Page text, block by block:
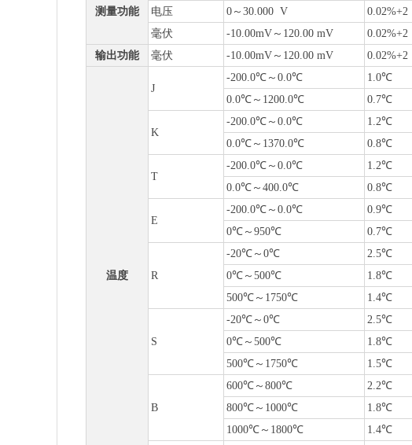
测量功能
电压
0～30.000 V 0.02%+2
毫伏
-10.00mV～120.00 mV 0.02%+2
输出功能
毫伏 -10.00mV～120.00 mV 0.02%+2
温度
J
-200.0℃～0.0℃ 1.0℃
0.0℃～1200.0℃
0.7℃
K
-200.0℃～0.0℃ 1.2℃
0.0℃～1370.0℃
0.8℃
T
-200.0℃～0.0℃ 1.2℃
0.0℃～400.0℃
0.8℃
E
-200.0℃～0.0℃ 0.9℃
0℃～950℃
0.7℃
R
-20℃～0℃ 2.5℃
0℃～500℃
1.8℃
500℃～1750℃
1.4℃
S
-20℃～0℃ 2.5℃
0℃～500℃
1.8℃
500℃～1750℃
1.5℃
B
600℃～800℃ 2.2℃
800℃～1000℃
1.8℃
1000℃～1800℃
1.4℃